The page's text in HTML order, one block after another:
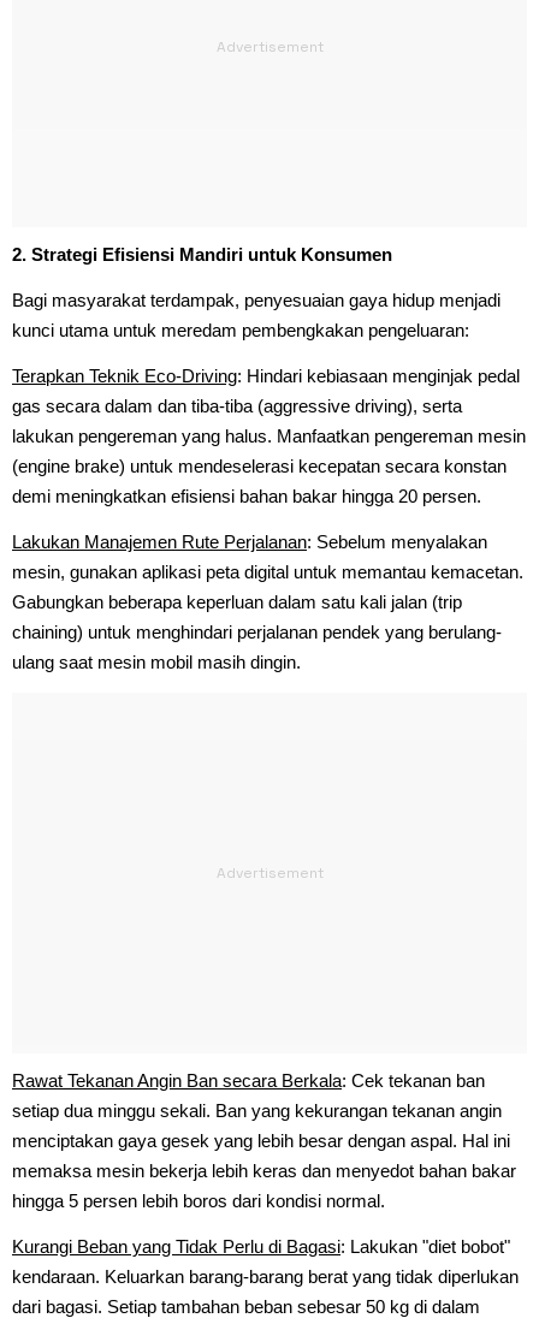
2. Strategi Efisiensi Mandiri untuk Konsumen
Bagi masyarakat terdampak, penyesuaian gaya hidup menjadi
kunci utama untuk meredam pembengkakan pengeluaran:
Terapkan Teknik Eco-Driving: Hindari kebiasaan menginjak pedal
gas secara dalam dan tiba-tiba (aggressive driving), serta
lakukan pengereman yang halus. Manfaatkan pengereman mesin
(engine brake) untuk mendeselerasi kecepatan secara konstan
demi meningkatkan efisiensi bahan bakar hingga 20 persen.
Lakukan Manajemen Rute Perjalanan: Sebelum menyalakan
mesin, gunakan aplikasi peta digital untuk memantau kemacetan.
Gabungkan beberapa keperluan dalam satu kali jalan (trip
chaining) untuk menghindari perjalanan pendek yang berulang-
ulang saat mesin mobil masih dingin.
Rawat Tekanan Angin Ban secara Berkala: Cek tekanan ban
setiap dua minggu sekali. Ban yang kekurangan tekanan angin
menciptakan gaya gesek yang lebih besar dengan aspal. Hal ini
memaksa mesin bekerja lebih keras dan menyedot bahan bakar
hingga 5 persen lebih boros dari kondisi normal.
Kurangi Beban yang Tidak Perlu di Bagasi: Lakukan "diet bobot"
kendaraan. Keluarkan barang-barang berat yang tidak diperlukan
dari bagasi. Setiap tambahan beban sebesar 50 kg di dalam